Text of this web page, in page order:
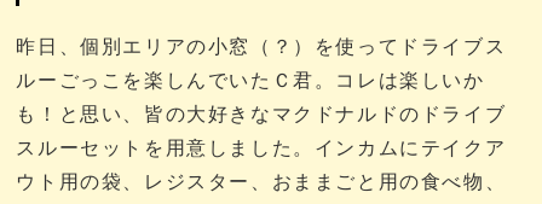
昨日、個別エリアの小窓（？）を使ってドライブス
ルーごっこを楽しんでいたＣ君。コレは楽しいか
も！と思い、皆の大好きなマクドナルドのドライブ
スルーセットを用意しました。インカムにテイクア
ウト用の袋、レジスター、おままごと用の食べ物、